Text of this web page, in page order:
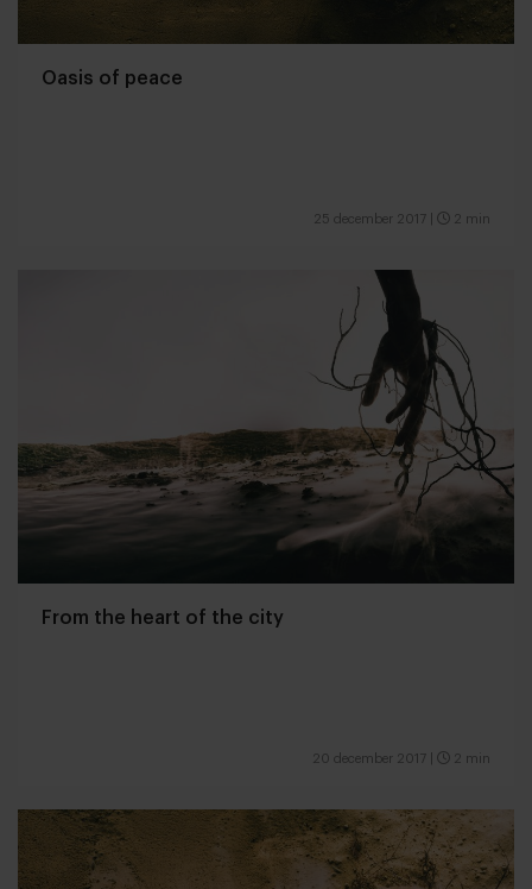
Oasis of peace
25 december 2017 2 min
From the heart of the city
20 december 2017 2 min